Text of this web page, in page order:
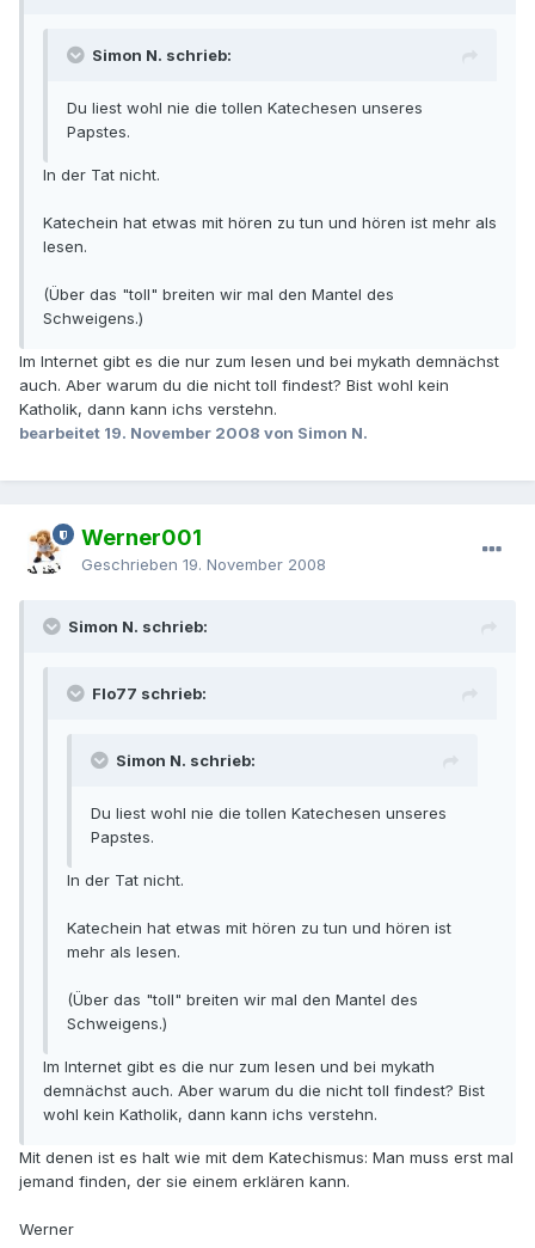
Simon N. schrieb:
Du liest wohl nie die tollen Katechesen unseres
Papstes.
In der Tat nicht.
Katechein hat etwas mit hören zu tun und hören ist mehr als
lesen.
(Über das "toll" breiten wir mal den Mantel des
Schweigens.)
Im Internet gibt es die nur zum lesen und bei mykath demnächst
auch. Aber warum du die nicht toll findest? Bist wohl kein
Katholik, dann kann ichs verstehn.
bearbeitet 19. November 2008 von Simon N.
Werner001
Geschrieben 19. November 2008
Simon N. schrieb:
Flo77 schrieb:
Simon N. schrieb:
Du liest wohl nie die tollen Katechesen unseres
Papstes.
In der Tat nicht.
Katechein hat etwas mit hören zu tun und hören ist
mehr als lesen.
(Über das "toll" breiten wir mal den Mantel des
Schweigens.)
Im Internet gibt es die nur zum lesen und bei mykath
demnächst auch. Aber warum du die nicht toll findest? Bist
wohl kein Katholik, dann kann ichs verstehn.
Mit denen ist es halt wie mit dem Katechismus: Man muss erst mal
jemand finden, der sie einem erklären kann.
Werner